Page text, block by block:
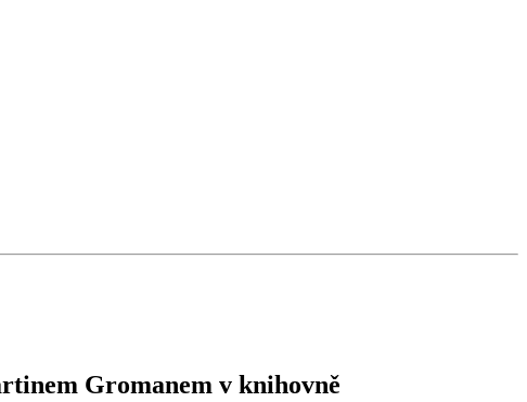
Gromanem v knihovně